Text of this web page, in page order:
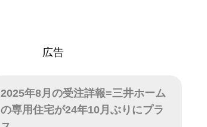
広告
2025年8月の受注詳報=三井ホーム
の専用住宅が24年10月ぶりにプラ